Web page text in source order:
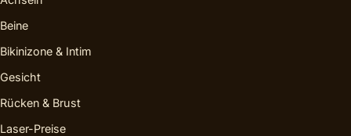
Beine
Bikinizone & Intim
Gesicht
Rücken & Brust
Laser-Preise